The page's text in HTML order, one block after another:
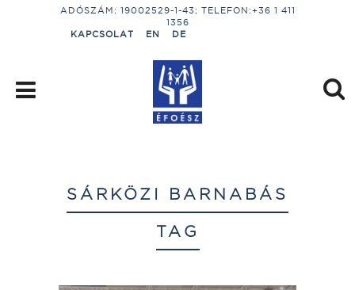
ADÓSZÁM: 19002529-1-43; TELEFON:+36 1 411
1356
KAPCSOLAT
EN DE
SÁRKÖZI BARNABÁS
TAG